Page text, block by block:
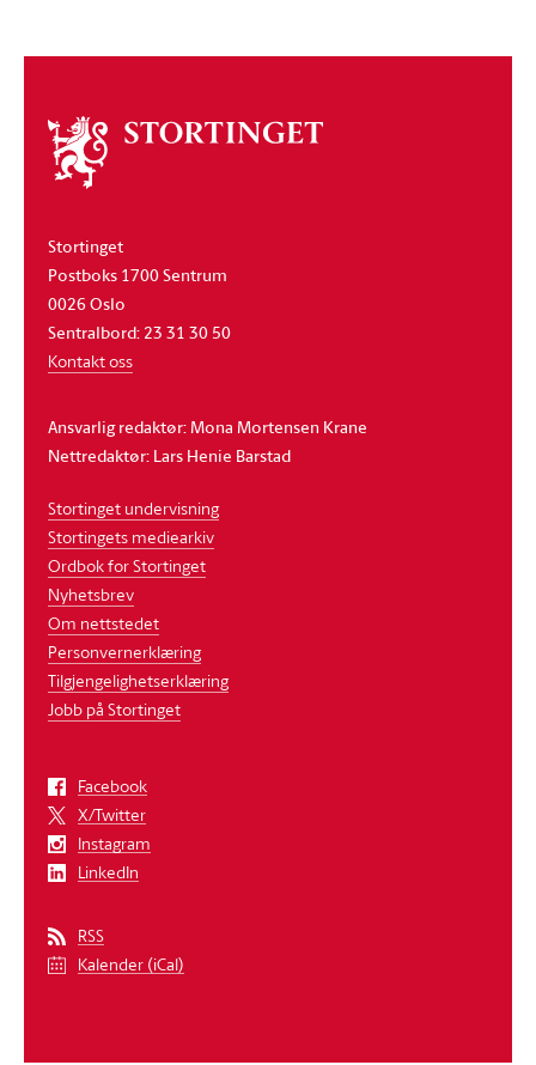
Om
stortinget
Stortinget
Postboks 1700 Sentrum
0026 Oslo
Sentralbord: 23 31 30 50
Kontakt oss
Ansvarlig redaktør: Mona Mortensen Krane
Nettredaktør: Lars Henie Barstad
Stortinget undervisning
Stortingets mediearkiv
Ordbok for Stortinget
Nyhetsbrev
Om nettstedet
Personvernerklæring
Tilgjengelighetserklæring
Jobb på Stortinget
Facebook
X/Twitter
Instagram
LinkedIn
RSS
Kalender (iCal)